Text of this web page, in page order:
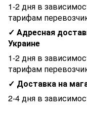
1-2 дня в
тарифам
✓ Адресная
Украине
1-2 дня в
тарифам
✓ Доставка на
2-4 дня в